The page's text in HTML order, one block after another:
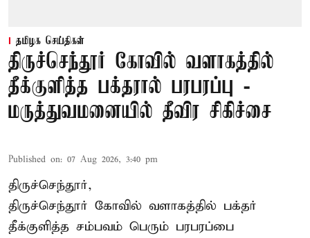
தமிழக செய்திகள்
திருச்செந்தூர் கோவில் வளாகத்தில்
தீக்குளித்த பக்தரால் பரபரப்பு -
மருத்துவமனையில் தீவிர சிகிச்சை
Published on: 07 Aug 2026, 3:40 pm
திருச்செந்தூர்,
திருச்செந்தூர் கோவில் வளாகத்தில் பக்தர்
தீக்குளித்த சம்பவம் பெரும் பரபரப்பை